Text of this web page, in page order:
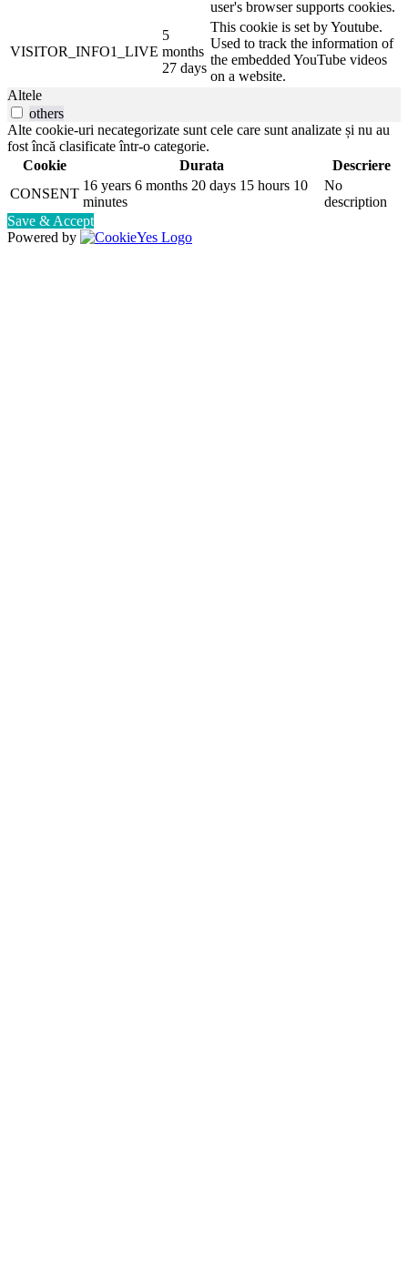
user's browser supports cookies.
VISITOR_INFO1_LIVE
5
months
27 days
This cookie is set by Youtube.
Used to track the information of
the embedded YouTube videos
on a website.
Altele
others
Alte cookie-uri necategorizate sunt cele care sunt analizate și nu au
fost încă clasificate într-o categorie.
Cookie
Durata
Descriere
CONSENT
16 years 6 months 20 days 15 hours 10
minutes
No
description
Save & Accept
Powered by